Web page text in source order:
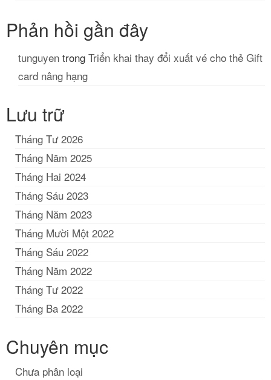
Phản hồi gần đây
tunguyen trong Triển khai thay đổi xuất vé cho thẻ Gift
card nâng hạng
Lưu trữ
Tháng Tư 2026
Tháng Năm 2025
Tháng Hai 2024
Tháng Sáu 2023
Tháng Năm 2023
Tháng Mười Một 2022
Tháng Sáu 2022
Tháng Năm 2022
Tháng Tư 2022
Tháng Ba 2022
Chuyên mục
Chưa phân loại